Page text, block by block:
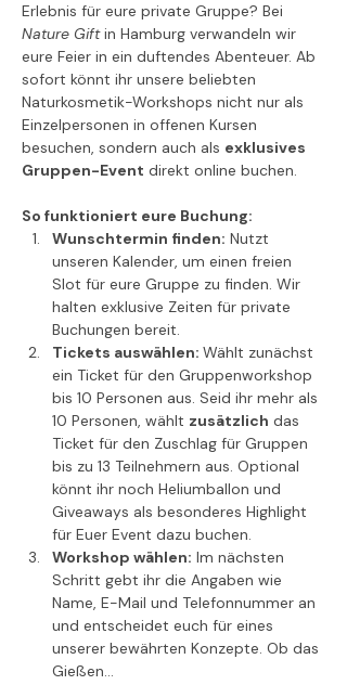
Erlebnis für eure private Gruppe? Bei
Nature Gift in Hamburg verwandeln wir
eure Feier in ein duftendes Abenteuer. Ab
sofort könnt ihr unsere beliebten
Naturkosmetik-Workshops nicht nur als
Einzelpersonen in offenen Kursen
besuchen, sondern auch als exklusives
Gruppen-Event direkt online buchen.
So funktioniert eure Buchung:
Wunschtermin finden: Nutzt
unseren Kalender, um einen freien
Slot für eure Gruppe zu finden. Wir
halten exklusive Zeiten für private
Buchungen bereit.
Tickets auswählen: Wählt zunächst
ein Ticket für den Gruppenworkshop
bis 10 Personen aus. Seid ihr mehr als
10 Personen, wählt zusätzlich das
Ticket für den Zuschlag für Gruppen
bis zu 13 Teilnehmern aus. Optional
könnt ihr noch Heliumballon und
Giveaways als besonderes Highlight
für Euer Event dazu buchen.
Workshop wählen: Im nächsten
Schritt gebt ihr die Angaben wie
Name, E-Mail und Telefonnummer an
und entscheidet euch für eines
unserer bewährten Konzepte. Ob das
Gießen…